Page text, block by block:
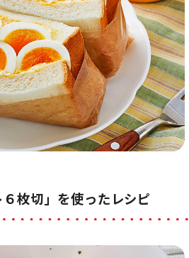
６枚切」を使ったレシピ